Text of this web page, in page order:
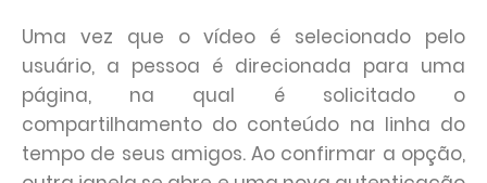
Uma vez que o vídeo é selecionado pelo
usuário, a pessoa é direcionada para uma
página, na qual é solicitado o
compartilhamento do conteúdo na linha do
tempo de seus amigos. Ao confirmar a opção,